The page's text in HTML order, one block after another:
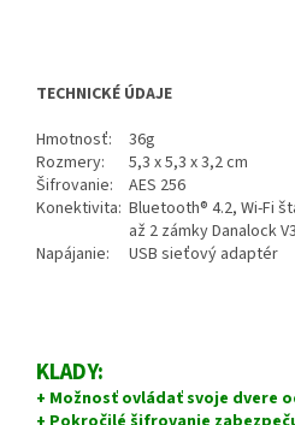
TECHNICKÉ ÚDAJE
Hmotnosť:
36g
Rozmery:
5,3 x 5,3 x 3,2 cm
Šifrovanie:
AES 256
Konektivita: Bluetooth® 4.2, Wi-Fi
až 2 zámky Danalock V3
Napájanie:
USB sieťový adaptér
KLADY:
+ Možnosť ovládať svoje dvere